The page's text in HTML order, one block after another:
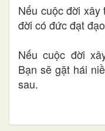
Nếu cuộc đời
đời có đức đạt
Nếu cuộc đời
Bạn sẽ gặt hái
sau.